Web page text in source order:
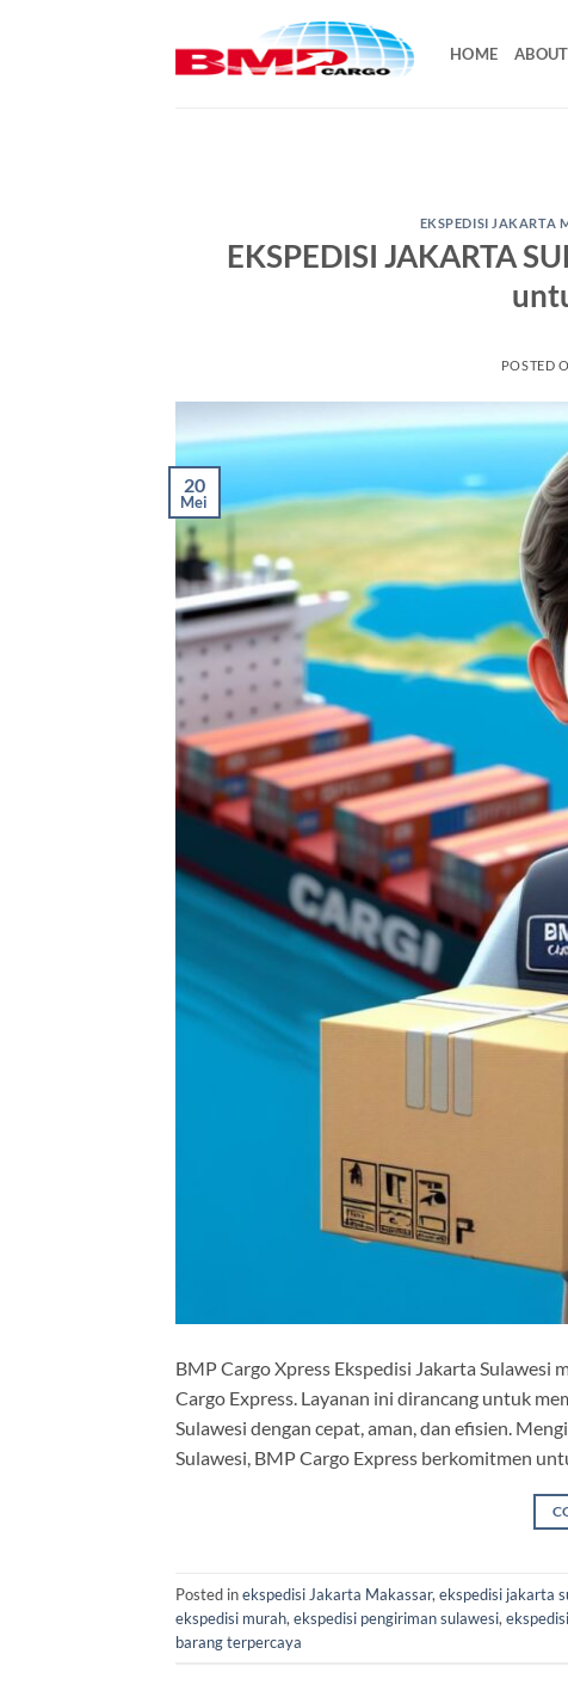
HOME
EKSPEDISI JAKARTA
EKSPEDISI JAKARTA
POSTED
20
Mei
BMP Cargo Xpress Ekspedisi Jakarta
Cargo Express. Layanan ini dirancang untuk
Sulawesi dengan cepat, aman, dan efisien.
Sulawesi, BMP Cargo Express berkomitmen
Posted inekspedisi Jakarta Makassar, ekspedisi jakarta
ekspedisi murah, ekspedisi pengiriman sulawesi,
barang terpercaya